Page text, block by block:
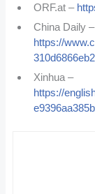
ORF.at –
China Daily –
https://
Xinhua –
https://